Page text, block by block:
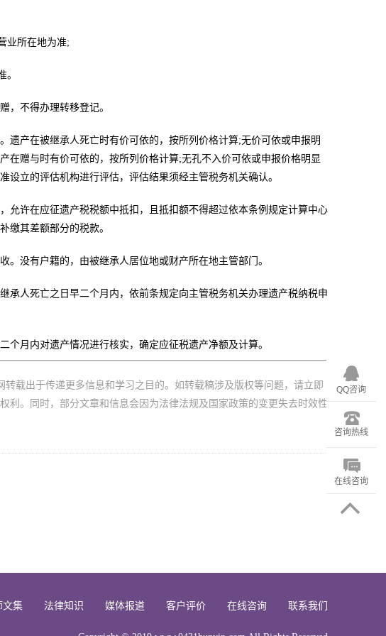
业所在地为准;
。
，不得办理转移登记。
遗产在被继承人死亡时有价可依的，按所列价格计算;无价可依或申报明
在赠与时有价可依的，按所列价格计算;无孔不入价可依或申报价格明显
立的评估机构进行评估，评估结果须经主管税务机关确认。
允许在应征遗产税税额中抵扣，且抵扣额不得超过依本条例规定计算中心
缴其差额部分的税款。
。没有户籍的，由被继承人居位地或财产所在地主管部门。
承人死亡之日早二个月内，依前条规定向主管税务机关办理遗产税纳税申
个月内对遗产情况进行核实，确定应征税遗产净额及计算。
载出于传递更多信息和学习之目的。如转载稿涉及版权等问题，请立即
利。同时，部分文章和信息会因为法律法规及国家政策的变更失去时效性
文集 法律知识 媒体报道 客户评价 在线咨询 联系我们
QQ咨询
咨询热线
在线咨询